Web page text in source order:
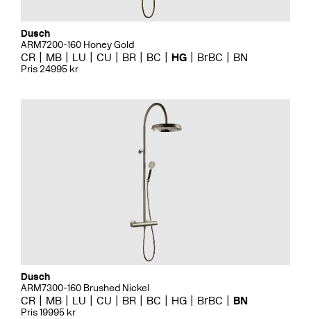
Dusch
ARM7200-160 Honey Gold
CR MB LU CU BR BC HG BrBC BN
Pris 24995 kr
Dusch
ARM7300-160 Brushed Nickel
CR MB LU CU BR BC HG BrBC BN
Pris 19995 kr